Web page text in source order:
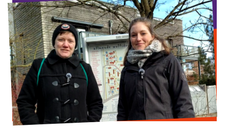
Transparenz
Datenschutz
Impressum